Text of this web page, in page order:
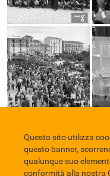
Comune di Eboli Servizio
Credits
Questo sito utilizza
questo banner,
qualunque suo
conformità alla nostra